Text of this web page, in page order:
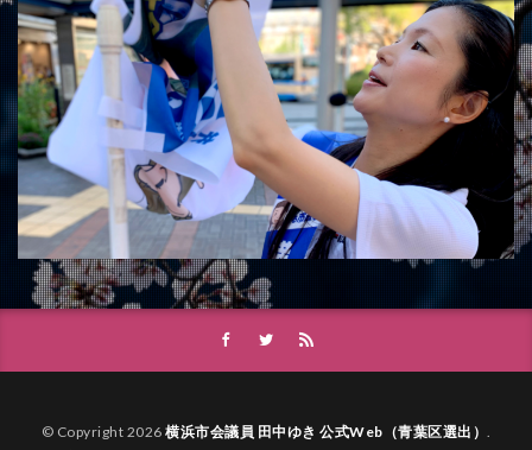
© Copyright 2026 横浜市会議員 田中ゆき 公式Web（青葉区選出） .